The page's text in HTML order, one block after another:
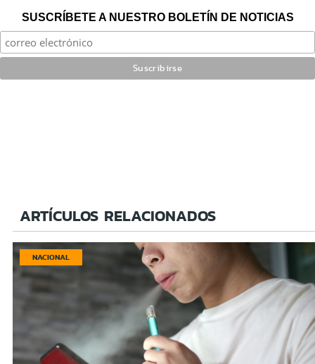
SUSCRÍBETE A NUESTRO BOLETÍN DE NOTICIAS
ARTÍCULOS RELACIONADOS
NACIONAL